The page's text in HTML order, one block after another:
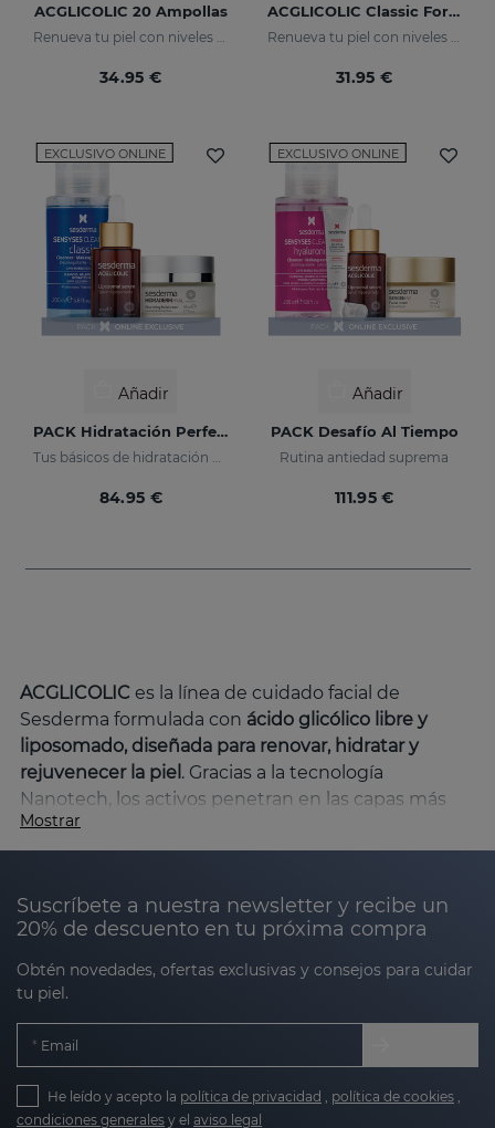
ACGLICOLIC 20 Ampollas
34.95 €
ACGLICOLIC Classic Forte Ampollas
31.95 €
EXCLUSIVO ONLINE
Añadir
PACK Hidratación Perfecta
Tus básicos de hidratación en un pack
84.95 €
EXCLUSIVO ONLINE
Añadir
PACK Desafío Al Tiempo
Rutina antiedad suprema
111.95 €
ACGLICOLIC es la línea de cuidado facial de
Sesderma formulada con ácido glicólico libre y
liposomado, diseñada para renovar, hidratar y
rejuvenecer la piel . Gracias a la tecnología
Nanotech, los activos penetran en las capas más
profundas de la epidermis, asegurando una eficacia
máxima con alta tolerancia.
Beneficios clave de la línea ACGLICOLIC
Renovación celular: el ácido glicólico exfolia
suavemente, eliminando células muertas y
estimulando la regeneración.
Hidratación profunda: ingredientes como el
ácido hialurónico y la vitamina E mantienen la
Mostrar
Suscríbete a nuestra newsletter y recibe un
20% de descuento en tu próxima compra
Obtén novedades, ofertas exclusivas y consejos para cuidar
tu piel.
Email
He leído y acepto la política de privacidad , política de cookies ,
condiciones generales y el aviso legal